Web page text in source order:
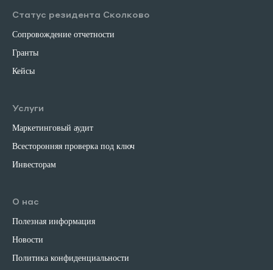
Статус резидента Сколково
Сопровождение отчетности
Гранты
Кейсы
Услуги
Маркетинговый аудит
Всесторонняя проверка под ключ
Инвесторам
О нас
Полезная информация
Новости
Политика конфиденциальности